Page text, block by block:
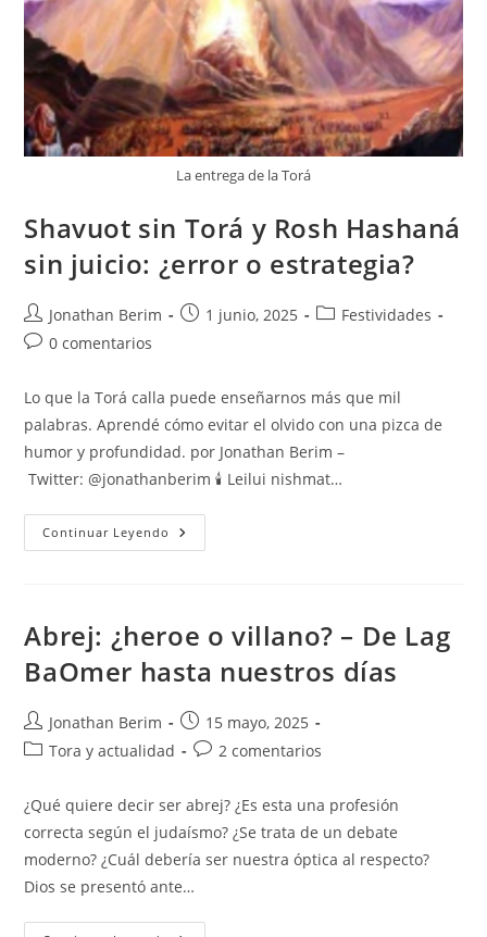
La entrega de la Torá
Shavuot sin Torá y Rosh Hashaná
sin juicio: ¿error o estrategia?
Autor
de
Jonathan Berim
Entrada
1 junio, 2025
Categoría
Festividades
Comentarios
la
entrada:
0 comentarios
Lo que la Torá calla puede enseñarnos más que mil
palabras. Aprendé cómo evitar el olvido con una pizca de
humor y profundidad. por Jonathan Berim –
Twitter: @jonathanberim 🕯️ Leilui nishmat…
Continuar Leyendo Shavuot
Sin
Juicio:
O
Estrategia?
Abrej: ¿heroe o villano? – De Lag
BaOmer hasta nuestros días
Autor
de
Jonathan Berim
Entrada
publicada:
15 mayo, 2025
Categoría
la
entrada:
Tora y actualidad
Comentarios
la
entrada:
2 comentarios
¿Qué quiere decir ser abrej? ¿Es esta una profesión
correcta según el judaísmo? ¿Se trata de un debate
moderno? ¿Cuál debería ser nuestra óptica al respecto?
Dios se presentó ante…